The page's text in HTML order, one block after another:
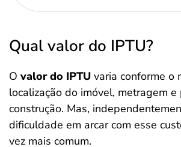
Qual valor do IPTU?
O valor do IPTU varia conforme o
localização do imóvel, metragem
construção. Mas,
dificuldade em arcar com esse
vez mais comum.